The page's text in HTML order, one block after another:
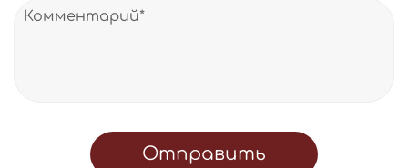
Отправить